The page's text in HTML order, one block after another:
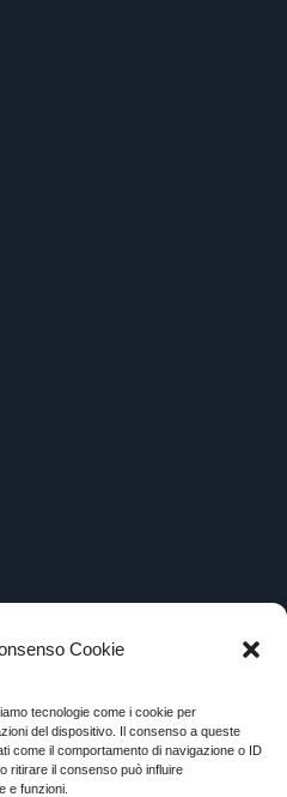
Cookie
tecnologie come i cookie per
del dispositivo. Il consenso a queste
come il comportamento di navigazione o ID
ritirare il consenso può influire
e funzioni.